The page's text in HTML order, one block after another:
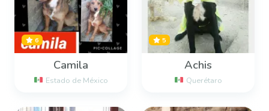
6
Camila
Estado de México
5
Achis
Querétaro